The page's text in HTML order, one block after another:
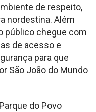
de respeito,
nordestina. Além
público chegue com
de acesso e
para que
São João do Mundo
do Povo